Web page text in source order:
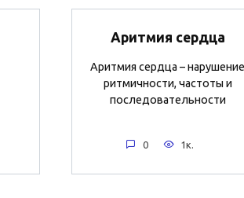
Аритмия сердца
Аритмия сердца – нарушение
ритмичности, частоты и
последовательности
0 1к.